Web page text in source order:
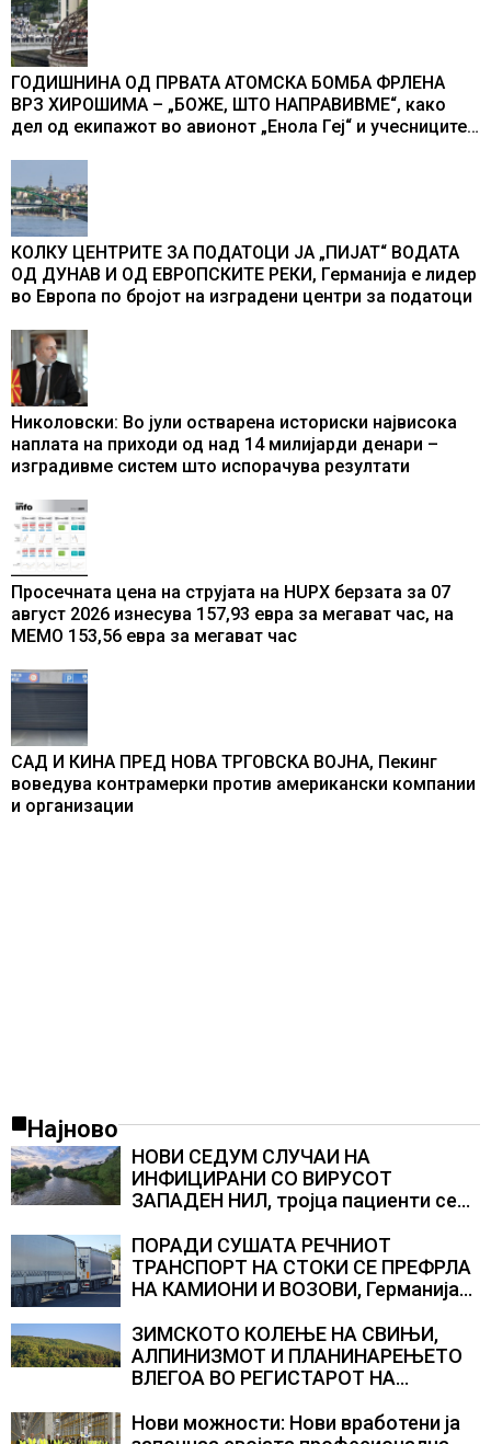
ГОДИШНИНА ОД ПРВАТА АТОМСКА БОМБА ФРЛЕНА
ВРЗ ХИРОШИМА – „БОЖЕ, ШТО НАПРАВИВМЕ“, како
дел од екипажот во авионот „Енола Геј“ и учесниците
промени текот на историјата
КОЛКУ ЦЕНТРИТЕ ЗА ПОДАТОЦИ ЈА „ПИЈАТ“ ВОДАТА
ОД ДУНАВ И ОД ЕВРОПСКИТЕ РЕКИ, Германија е лидер
во Европа по бројот на изградени центри за податоци
Николовски: Во јули остварена историски највисока
наплата на приходи од над 14 милијарди денари –
изградивме систем што испорачува резултати
Просечната цена на струјата на HUPX берзата за 07
август 2026 изнесува 157,93 евра за мегават час, на
МЕМО 153,56 евра за мегават час
САД И КИНА ПРЕД НОВА ТРГОВСКА ВОЈНА, Пекинг
воведува контрамерки против американски компании
и организации
Најново
НОВИ СЕДУМ СЛУЧАИ НА
ИНФИЦИРАНИ СО ВИРУСОТ
ЗАПАДЕН НИЛ, тројца пациенти се
ПОРАДИ СУШАТА РЕЧНИОТ
ТРАНСПОРТ НА СТОКИ СЕ ПРЕФРЛА
НА КАМИОНИ И ВОЗОВИ, Германија
камионџиите да возат и во недела
ЗИМСКОТО КОЛЕЊЕ НА СВИЊИ,
АЛПИНИЗМОТ И ПЛАНИНАРЕЊЕТО
ВЛЕГОА ВО РЕГИСТАРОТ НА
СЛОВЕНИЈА
Нови можности: Нови вработени ја